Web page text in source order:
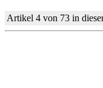
Artikel 4 von 73 in